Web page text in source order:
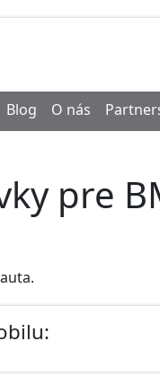
Blog O nás
pre